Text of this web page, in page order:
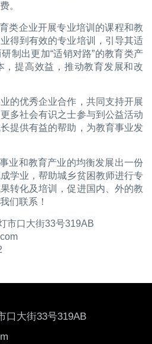
。
企业开展专业培训的课程和教
得到有效的专业培训，引导其适
制出更加“适销对路”的教育类产
，提高效益，推动教育发展和改
的优秀企业合作，共同支持开展
多社会有识之士参与到公益活动
提供有益的帮助，为教育事业发
和教育产业的均衡发展出一份
学业，帮助城乡贫困教师进行专
转化及培训，促进国内、外的教
们联系！
口大街33号319AB
口大街33号319AB